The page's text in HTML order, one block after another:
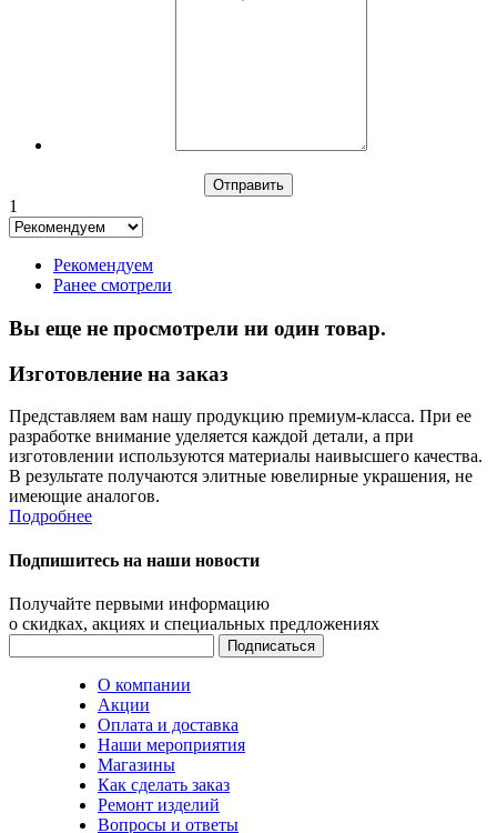
1
Рекомендуем
Ранее смотрели
Вы еще не просмотрели ни один товар.
Изготовление на заказ
Представляем вам нашу продукцию премиум-класса. При ее
разработке внимание уделяется каждой детали, а при
изготовлении используются материалы наивысшего качества.
В результате получаются элитные ювелирные украшения, не
имеющие аналогов.
Подробнее
Подпишитесь на наши новости
Получайте первыми информацию
о скидках, акциях и специальных предложениях
О компании
Акции
Оплата и доставка
Наши мероприятия
Магазины
Как сделать заказ
Ремонт изделий
Вопросы и ответы